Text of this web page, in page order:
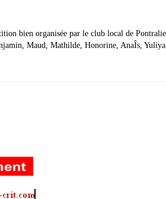
bien organisée par le club local de
Maud, Mathilde, Honorine, AnaÎs,